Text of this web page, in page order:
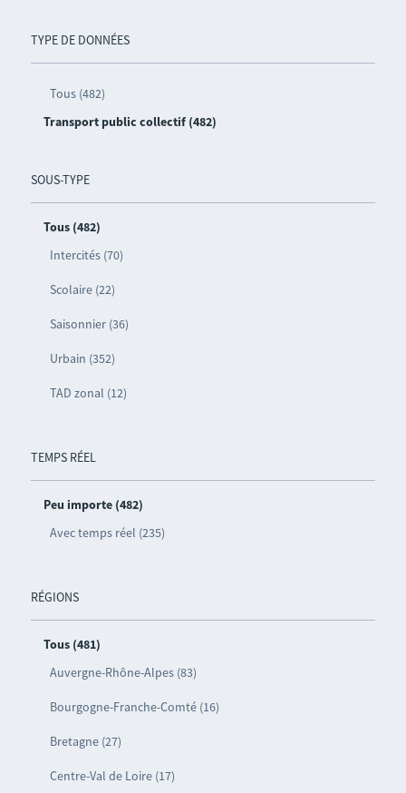
TYPE DE DONNÉES
Tous (482)
Transport public collectif (482)
SOUS-TYPE
Tous (482)
Intercités (70)
Scolaire (22)
Saisonnier (36)
Urbain (352)
TAD zonal (12)
TEMPS RÉEL
Peu importe (482)
Avec temps réel (235)
RÉGIONS
Tous (481)
Auvergne-Rhône-Alpes (83)
Bourgogne-Franche-Comté (16)
Bretagne (27)
Centre-Val de Loire (17)